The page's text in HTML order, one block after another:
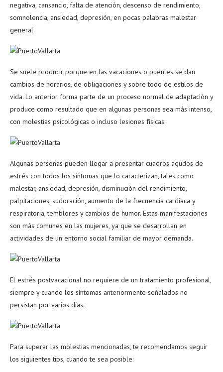
negativa, cansancio, falta de atención, descenso de rendimiento,
somnolencia, ansiedad, depresión, en pocas palabras malestar
general.
Se suele producir porque en las vacaciones o puentes se dan
cambios de horarios, de obligaciones y sobre todo de estilos de
vida. Lo anterior forma parte de un proceso normal de adaptación y
produce como resultado que en algunas personas sea más intenso,
con molestias psicológicas o incluso lesiones físicas.
Algunas personas pueden llegar a presentar cuadros agudos de
estrés con todos los síntomas que lo caracterizan, tales como
malestar, ansiedad, depresión, disminución del rendimiento,
palpitaciones, sudoración, aumento de la frecuencia cardíaca y
respiratoria, temblores y cambios de humor. Estas manifestaciones
son más comunes en las mujeres, ya que se desarrollan en
actividades de un entorno social familiar de mayor demanda.
El estrés postvacacional no requiere de un tratamiento profesional,
siempre y cuando los síntomas anteriormente señalados no
persistan por varios días.
Para superar las molestias mencionadas, te recomendamos seguir
los siguientes tips, cuando te sea posible: